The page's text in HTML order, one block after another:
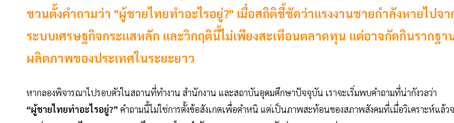
ชวนตั้งคำถามว่า "ผู้ชายไทยทำอะไรอยู่?" เมื่อสถิติชี้ชัดว่าแรงงานชายกำลังหายไปจา
ระบบเศรษฐกิจกระแสหลัก และวิกฤตินี้ไม่เพียงสะเทือนตลาดทุน แต่อาจกัดกินรากฐา
ผลิตภาพของประเทศในระยะยาว
หากลองพิจารณาไปรอบตัวในสถานที่ทำงาน สำนักงาน และสถาบันอุดมศึกษาปัจจุบัน เราจะเริ่มพบคำถามที่น่ากังวลว่า
“ผู้ชายไทยทำอะไรอยู่?” คำถามนี้ไม่ใช่การตั้งข้อสังเกตเพื่อตำหนิ แต่เป็นภาพสะท้อนของสภาพสังคมที่เมื่อวิเคราะห์แล้ว